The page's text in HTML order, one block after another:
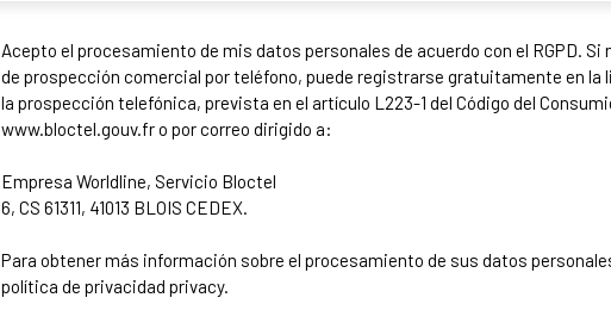
Acepto el procesamiento de mis datos personales de acuerdo con el RGPD. Si
de prospección comercial por teléfono, puede registrarse gratuitamente en la
la prospección telefónica, prevista en el artículo L223-1 del Código del
www.bloctel.gouv.fr o por correo dirigido a:
Empresa Worldline, Servicio Bloctel
6, CS 61311, 41013 BLOIS CEDEX.
Para obtener más información sobre el procesamiento de sus datos
política de privacidad privacy.